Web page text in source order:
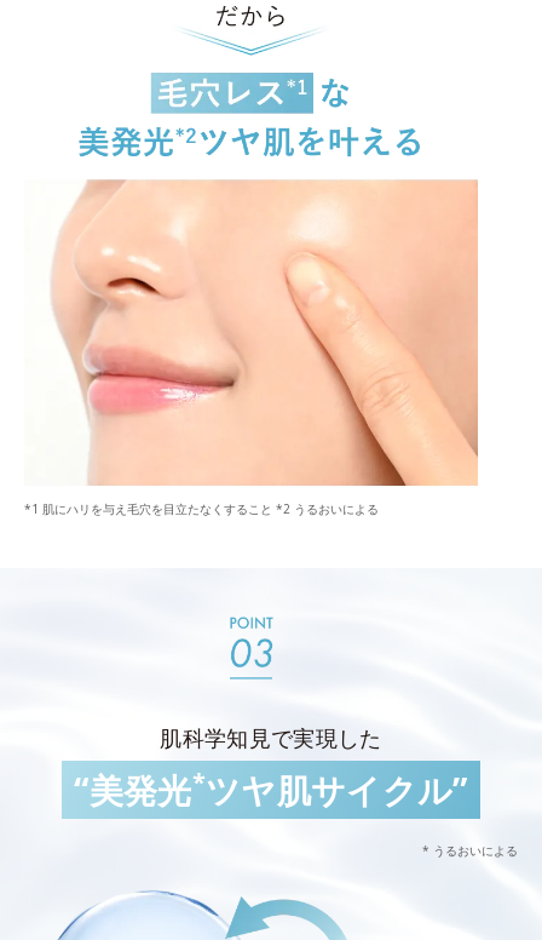
*1 肌にハリを与え毛穴を目立たなくすること *2 うるおいによる
肌科学知見で実現した
“美発光*ツヤ肌サイクル”
* うるおいによる